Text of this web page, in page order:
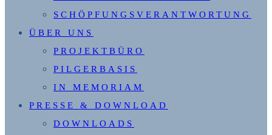
SCHÖPFUNGSVERANTWORTUNG
ÜBER UNS
PROJEKTBÜRO
PILGERBASIS
IN MEMORIAM
PRESSE & DOWNLOAD
DOWNLOADS